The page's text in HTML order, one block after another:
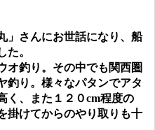
」さんにお世話になり、船
た。
オ釣り。その中でも関西圏
釣り。様々なパタンでアタ
く、また１２０cm程度の
掛けてからのやり取りも十